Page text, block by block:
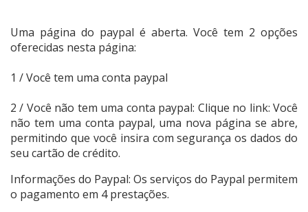
Uma página do paypal é aberta. Você tem 2 opções
oferecidas nesta página:
1 / Você tem uma conta paypal
2 / Você não tem uma conta paypal: Clique no link: Você
não tem uma conta paypal, uma nova página se abre,
permitindo que você insira com segurança os dados do
seu cartão de crédito.
Informações do Paypal: Os serviços do Paypal permitem
o pagamento em 4 prestações.